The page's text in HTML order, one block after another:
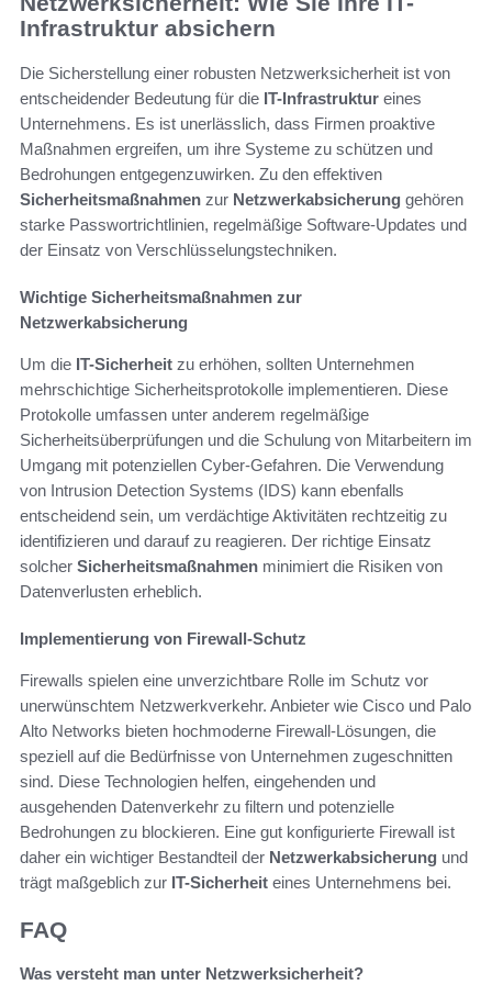
Infrastruktur absichern
Die Sicherstellung einer robusten Netzwerksicherheit ist von
entscheidender Bedeutung für die IT-Infrastruktur eines
Unternehmens. Es ist unerlässlich, dass Firmen proaktive
Maßnahmen ergreifen, um ihre Systeme zu schützen und
Bedrohungen entgegenzuwirken. Zu den effektiven
Sicherheitsmaßnahmen zur Netzwerkabsicherung gehören
starke Passwortrichtlinien, regelmäßige Software-Updates und
der Einsatz von Verschlüsselungstechniken.
Wichtige Sicherheitsmaßnahmen zur
Netzwerkabsicherung
Um die IT-Sicherheit zu erhöhen, sollten Unternehmen
mehrschichtige Sicherheitsprotokolle implementieren. Diese
Protokolle umfassen unter anderem regelmäßige
Sicherheitsüberprüfungen und die Schulung von Mitarbeitern im
Umgang mit potenziellen Cyber-Gefahren. Die Verwendung
von Intrusion Detection Systems (IDS) kann ebenfalls
entscheidend sein, um verdächtige Aktivitäten rechtzeitig zu
identifizieren und darauf zu reagieren. Der richtige Einsatz
solcher Sicherheitsmaßnahmen minimiert die Risiken von
Datenverlusten erheblich.
Implementierung von Firewall-Schutz
Firewalls spielen eine unverzichtbare Rolle im Schutz vor
unerwünschtem Netzwerkverkehr. Anbieter wie Cisco und Palo
Alto Networks bieten hochmoderne Firewall-Lösungen, die
speziell auf die Bedürfnisse von Unternehmen zugeschnitten
sind. Diese Technologien helfen, eingehenden und
ausgehenden Datenverkehr zu filtern und potenzielle
Bedrohungen zu blockieren. Eine gut konfigurierte Firewall ist
daher ein wichtiger Bestandteil der Netzwerkabsicherung und
trägt maßgeblich zur IT-Sicherheit eines Unternehmens bei.
FAQ
Was versteht man unter Netzwerksicherheit?